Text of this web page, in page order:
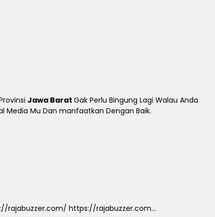
Jawa Barat Gak Perlu Bingung Lagi Walau Anda
Media Mu Dan manfaatkan Dengan Baik.
https://rajabuzzer.com/ https://rajabuzzer.com...